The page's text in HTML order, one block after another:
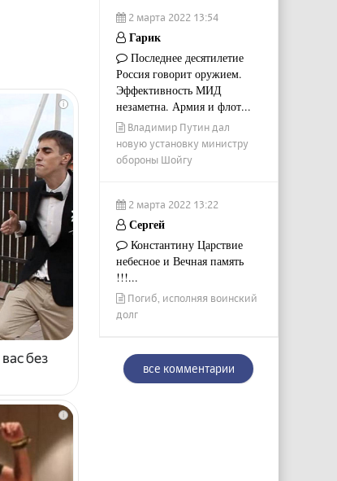
i
без
i
2 марта 2022 13:54
Гарик
Последнее десятилетие
Россия говорит оружием.
Эффективность МИД
незаметна. Армия и флот...
Владимир Путин дал
новую установку министру
обороны Шойгу
2 марта 2022 13:22
Сергей
Константину Царствие
небесное и Вечная память
!!!...
Погиб, исполняя воинский
долг
все комментарии